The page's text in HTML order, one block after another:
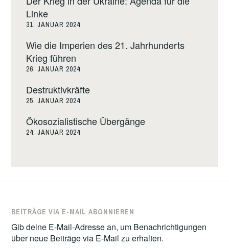
Linke
31. JANUAR 2024
Wie die Imperien des 21. Jahrhunderts
Krieg führen
26. JANUAR 2024
Destruktivkräfte
25. JANUAR 2024
Ökosozialistische Übergänge
24. JANUAR 2024
BEITRÄGE VIA E-MAIL ABONNIEREN
Gib deine E-Mail-Adresse an, um Benachrichtigungen
über neue Beiträge via E-Mail zu erhalten.